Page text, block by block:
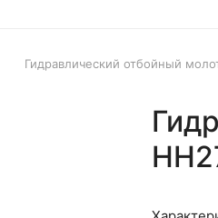
Гидравлический отбойный